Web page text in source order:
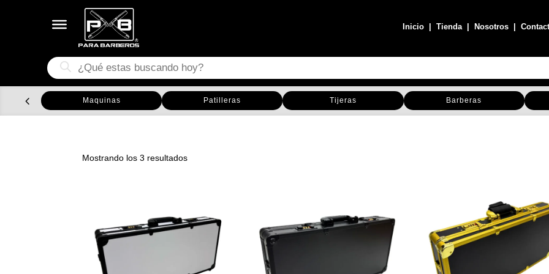
Inicio |Tienda| Nosotros |
Búsqueda
de
productos
Maquinas Patilleras Tijeras Barberas
Mostrando los 3 resultadosOrdenado